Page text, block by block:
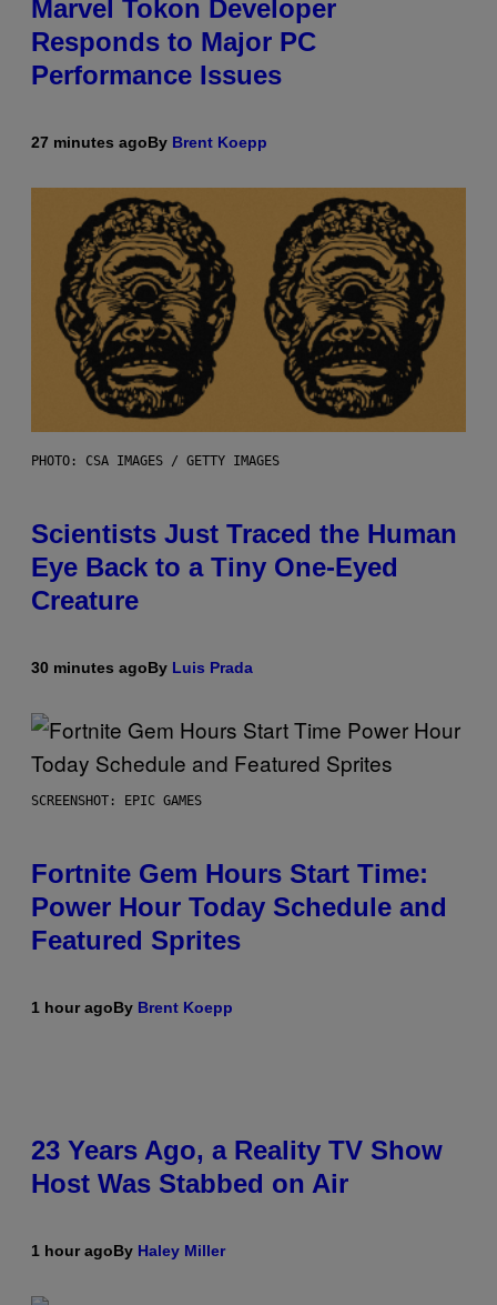
Marvel Tokon Developer
Responds to Major PC
Performance Issues
27 minutes agoBy Brent Koepp
PHOTO: CSA IMAGES / GETTY IMAGES
Scientists Just Traced the Human
Eye Back to a Tiny One-Eyed
Creature
30 minutes agoBy Luis Prada
SCREENSHOT: EPIC GAMES
Fortnite Gem Hours Start Time:
Power Hour Today Schedule and
Featured Sprites
1 hour agoBy Brent Koepp
23 Years Ago, a Reality TV Show
Host Was Stabbed on Air
1 hour agoBy Haley Miller